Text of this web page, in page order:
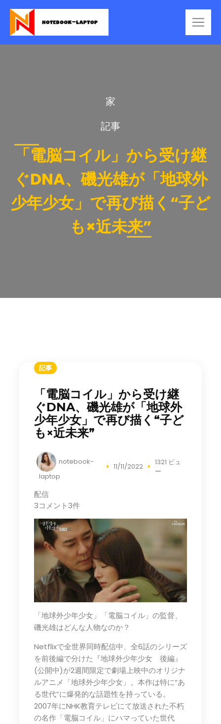
家
記事
「電脳コイル」から受け継
ぐDNA、磯光雄が「地球外
少年少女」で再び描く“子ど
も×近未来”
記事
「電脳コイル」から受け継
ぐDNA、磯光雄が「地球外
少年少女」で再び描く“子ど
も×近未来”
notebook-
laptop
11/11/2022
1321 ビュ
ー
配信
3コメント3件
「地球外少年少女」「電脳コイル」の監督、
磯光雄はどんな人物なのか？
Netflixで全世界同時配信中、全6話のシリーズ
を前後編で分けた『地球外少年少女 後編』
(公開中)が2週間限定で劇場上映中のオリジナ
ルアニメ「地球外少年少女」。本作は特に“あ
る世代”に爆発的な話題性を持っている。
2007年にNHK教育テレビにて放送された不朽
の名作「電脳コイル」にハマっていた世代